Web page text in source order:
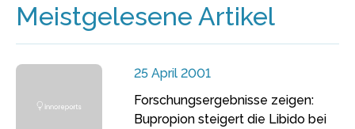
Meistgelesene Artikel
25 April 2001
Forschungsergebnisse zeigen:
Bupropion steigert die Libido bei